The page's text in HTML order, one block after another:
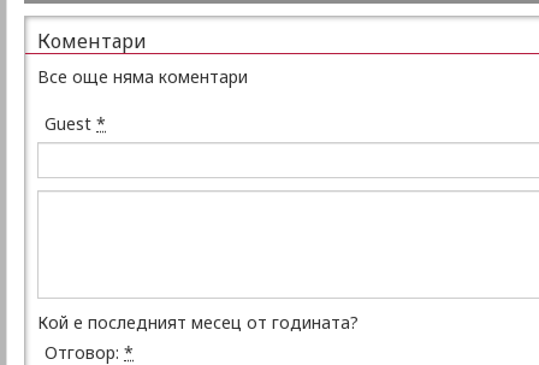
Коментари
Все още няма коментари
Guest *
Кой е последният месец от годината?
Отговор: *